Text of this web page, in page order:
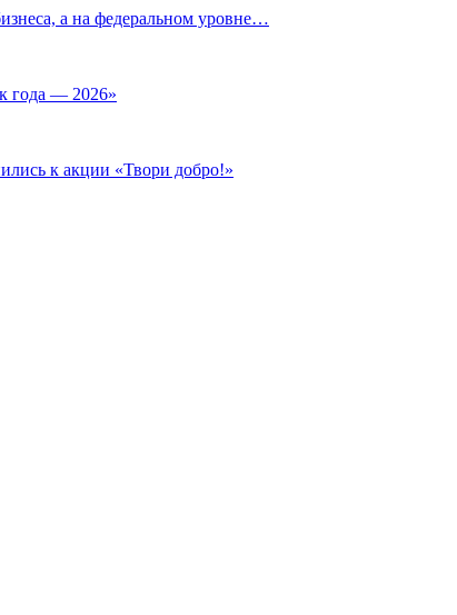
а на федеральном уровне…
года — 2026»
к акции «Твори добро!»